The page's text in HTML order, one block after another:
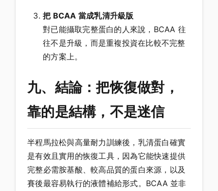
把 BCAA 當成乳清升級版
對已能攝取完整蛋白的人來說，BCAA 往
往不是升級，而是重複投資在比較不完整
的方案上。
九、結論：把恢復做對，
靠的是結構，不是迷信
半程馬拉松與高量耐力訓練後，乳清蛋白確實
是有效且實用的恢復工具，因為它能快速提供
完整必需胺基酸、較高品質的蛋白來源，以及
賽後最容易執行的液體補給形式。BCAA 並非